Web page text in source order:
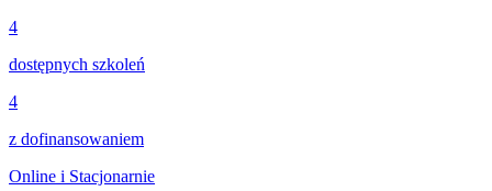
4
dostępnych szkoleń
4
z dofinansowaniem
Online i Stacjonarnie